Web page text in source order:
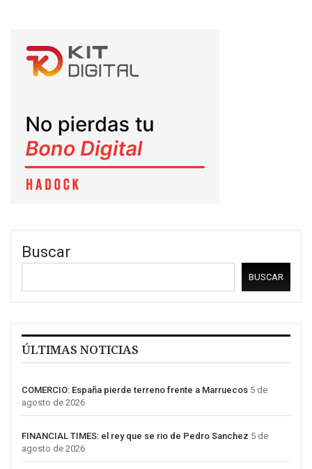
Buscar
BUSCAR
ÚLTIMAS NOTICIAS
COMERCIO: España pierde terreno frente a Marruecos 5 de
agosto de 2026
FINANCIAL TIMES: el rey que se rio de Pedro Sanchez 5 de
agosto de 2026